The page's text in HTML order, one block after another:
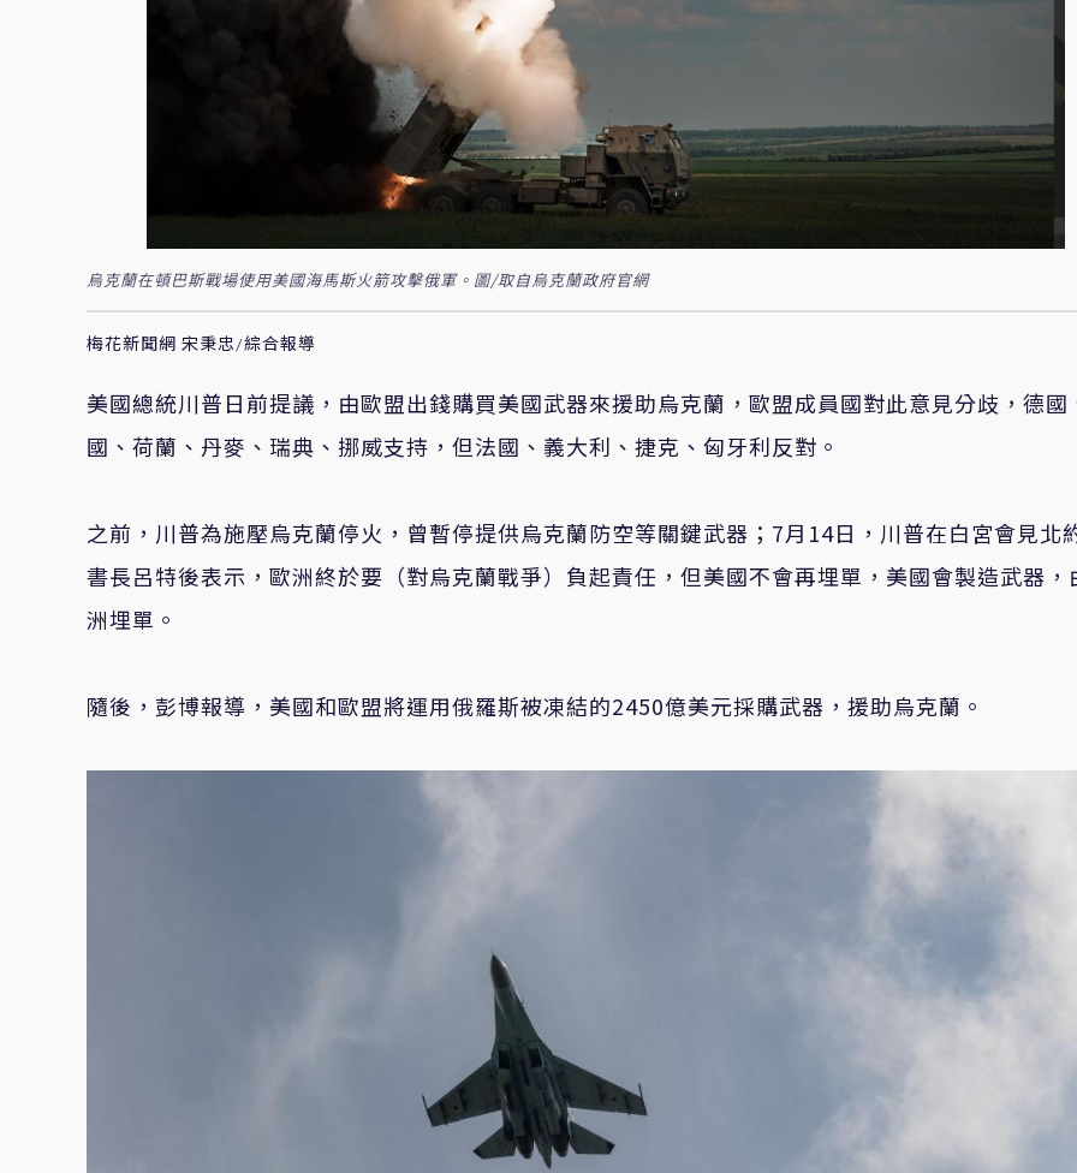
烏克蘭在頓巴斯戰場使用美國海馬斯火箭攻擊俄軍。圖/取自烏克蘭政府官網
梅花新聞網 宋秉忠/綜合報導
美國總統川普日前提議，由歐盟出錢購買美國武器來援助烏克蘭，歐盟成員國對此意見分歧，德國
國、荷蘭、丹麥、瑞典、挪威支持，但法國、義大利、捷克、匈牙利反對。
之前，川普為施壓烏克蘭停火，曾暫停提供烏克蘭防空等關鍵武器；7月14日，川普在白宮會見北
書長呂特後表示，歐洲終於要（對烏克蘭戰爭）負起責任，但美國不會再埋單，美國會製造武器，
洲埋單。
隨後，彭博報導，美國和歐盟將運用俄羅斯被凍結的2450億美元採購武器，援助烏克蘭。